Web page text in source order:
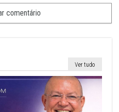
Ver tudo